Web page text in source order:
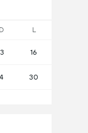
D L
16
4 30